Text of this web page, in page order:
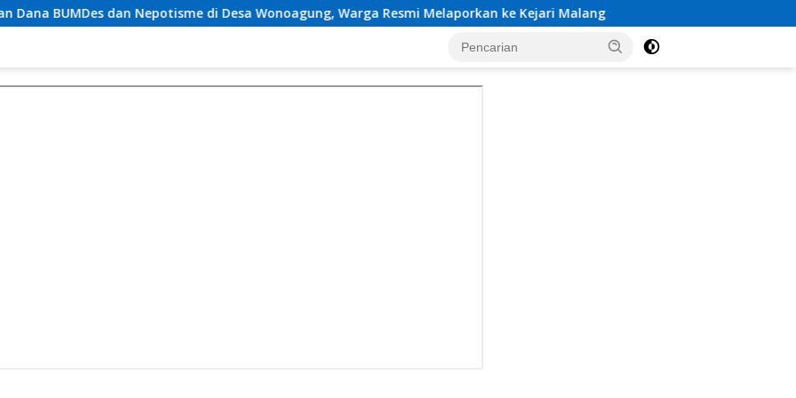
Nepotisme di Desa Wonoagung, Warga Resmi Melaporkan ke Kejari Malang Klarifikasi Tim Investigasi Dugaan Calo